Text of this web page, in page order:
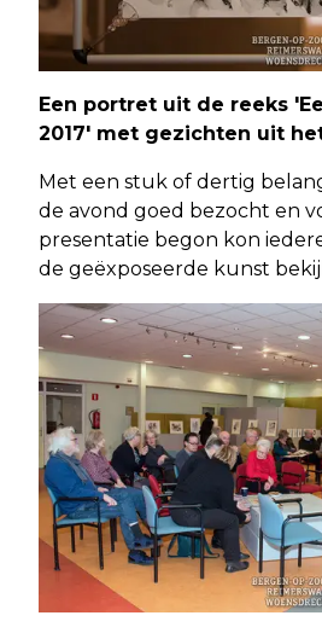
Een portret uit de reeks
2017' met gezichten uit
Met een stuk of dertig
de avond goed bezocht en
presentatie begon kon
de geëxposeerde kunst